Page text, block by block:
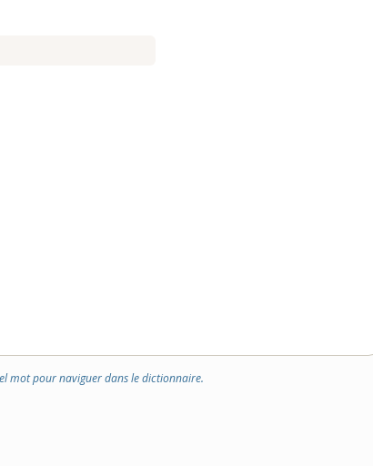
mot pour naviguer dans le dictionnaire.